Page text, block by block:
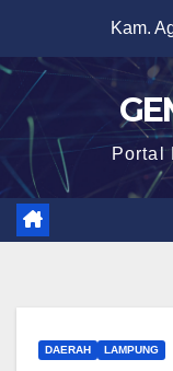
content
Kam.
Portal
DAERAH LAMPUNG